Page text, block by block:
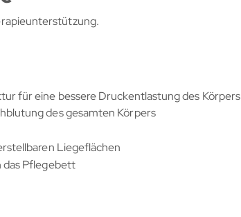
für eine bessere Druckentlastung des Körpers
des gesamten Körpers
Liegeflächen
das Pflegebett